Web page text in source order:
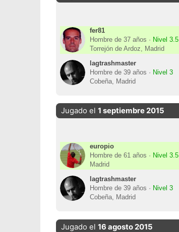
fer81
Hombre de 37 años · Nivel 3.5
Torrejón de Ardoz, Madrid
lagtrashmaster
Hombre de 39 años · Nivel 3
Cobeña, Madrid
Jugado el 1 septiembre 2015
europio
Hombre de 61 años · Nivel 3.5
Madrid
lagtrashmaster
Hombre de 39 años · Nivel 3
Cobeña, Madrid
Jugado el 16 agosto 2015